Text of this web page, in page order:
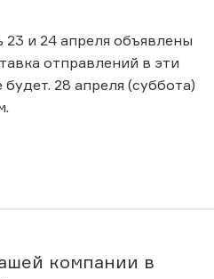
23 и 24 апреля объявлены
отправлений в эти
28 апреля (суббота)
компании в